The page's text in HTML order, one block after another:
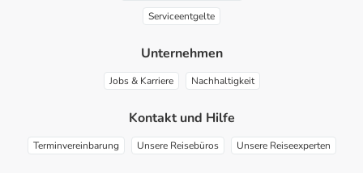
Serviceentgelte
Unternehmen
Jobs & Karriere Nachhaltigkeit
Kontakt und Hilfe
Terminvereinbarung Unsere Reisebüros Unsere Reiseexperten